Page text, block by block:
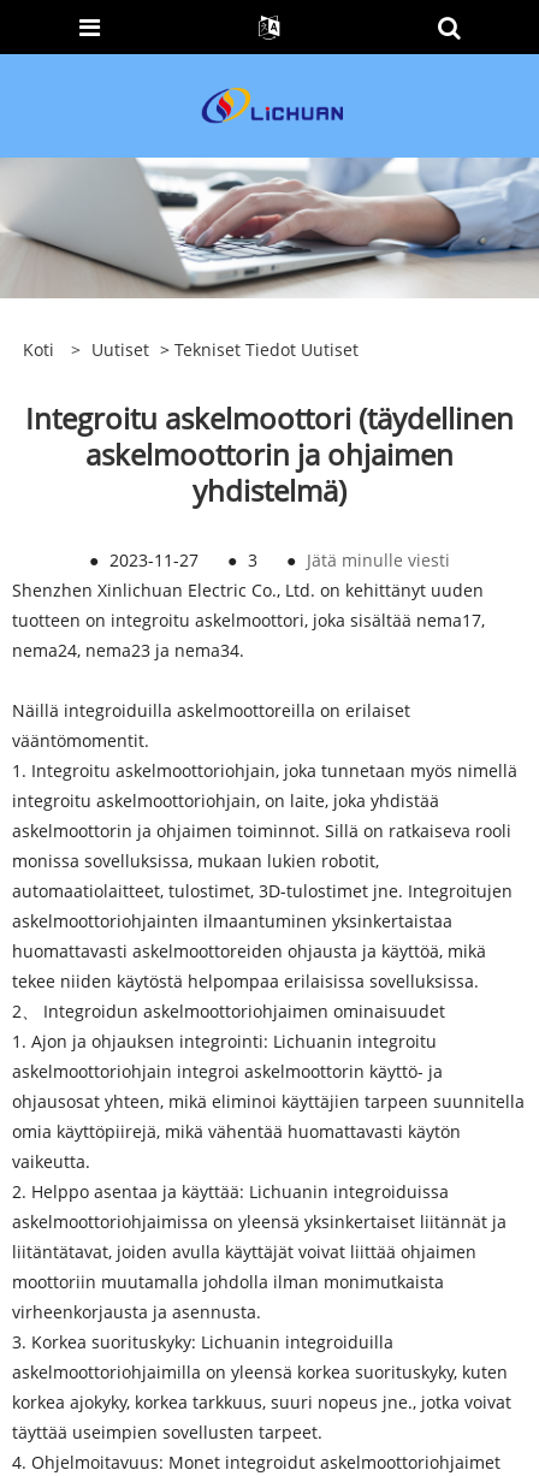
Koti > Uutiset > Tekniset Tiedot Uutiset
Integroitu askelmoottori (täydellinen
askelmoottorin ja ohjaimen
yhdistelmä)
● 2023-11-27 ● 3 ● Jätä minulle viesti
Shenzhen Xinlichuan Electric Co., Ltd. on kehittänyt uuden
tuotteen on integroitu askelmoottori, joka sisältää nema17,
nema24, nema23 ja nema34.
Näillä integroiduilla askelmoottoreilla on erilaiset
vääntömomentit.
1. Integroitu askelmoottoriohjain, joka tunnetaan myös nimellä
integroitu askelmoottoriohjain, on laite, joka yhdistää
askelmoottorin ja ohjaimen toiminnot. Sillä on ratkaiseva rooli
monissa sovelluksissa, mukaan lukien robotit,
automaatiolaitteet, tulostimet, 3D-tulostimet jne. Integroitujen
askelmoottoriohjainten ilmaantuminen yksinkertaistaa
huomattavasti askelmoottoreiden ohjausta ja käyttöä, mikä
tekee niiden käytöstä helpompaa erilaisissa sovelluksissa.
2、 Integroidun askelmoottoriohjaimen ominaisuudet
1. Ajon ja ohjauksen integrointi: Lichuanin integroitu
askelmoottoriohjain integroi askelmoottorin käyttö- ja
ohjausosat yhteen, mikä eliminoi käyttäjien tarpeen suunnitella
omia käyttöpiirejä, mikä vähentää huomattavasti käytön
vaikeutta.
2. Helppo asentaa ja käyttää: Lichuanin integroiduissa
askelmoottoriohjaimissa on yleensä yksinkertaiset liitännät ja
liitäntätavat, joiden avulla käyttäjät voivat liittää ohjaimen
moottoriin muutamalla johdolla ilman monimutkaista
virheenkorjausta ja asennusta.
3. Korkea suorituskyky: Lichuanin integroiduilla
askelmoottoriohjaimilla on yleensä korkea suorituskyky, kuten
korkea ajokyky, korkea tarkkuus, suuri nopeus jne., jotka voivat
täyttää useimpien sovellusten tarpeet.
4. Ohjelmoitavuus: Monet integroidut askelmoottoriohjaimet